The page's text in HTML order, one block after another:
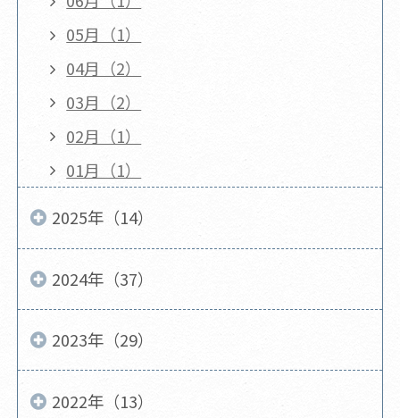
05月（1）
04月（2）
03月（2）
02月（1）
01月（1）
2025年（14）
2024年（37）
2023年（29）
2022年（13）